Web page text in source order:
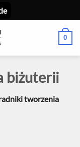
0
biżuterii
tworzenia